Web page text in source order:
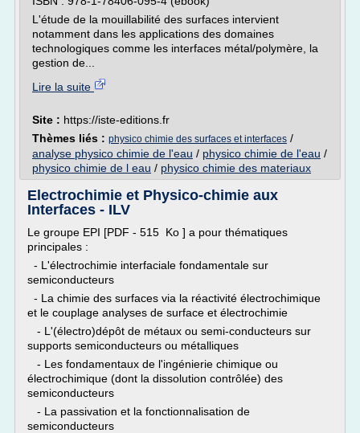
L'étude de la mouillabilité des surfaces intervient
notamment dans les applications des domaines
technologiques comme les interfaces métal/polymère, la
gestion de...
Lire la suite
Site : https://iste-editions.fr
Thèmes liés : physico chimie des surfaces et interfaces /
analyse physico chimie de l'eau / physico chimie de l'eau /
physico chimie de l eau / physico chimie des materiaux
Electrochimie et Physico-chimie aux
Interfaces - ILV
Le groupe EPI [PDF - 515 Ko ] a pour thématiques
principales :
- L'électrochimie interfaciale fondamentale sur
semiconducteurs
- La chimie des surfaces via la réactivité électrochimique
et le couplage analyses de surface et électrochimie
- L'(électro)dépôt de métaux ou semi-conducteurs sur
supports semiconducteurs ou métalliques
- Les fondamentaux de l'ingénierie chimique ou
électrochimique (dont la dissolution contrôlée) des
semiconducteurs
- La passivation et la fonctionnalisation de
semiconducteurs